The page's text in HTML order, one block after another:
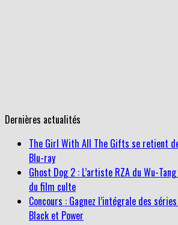
Dernières actualités
The Girl With All The Gifts se retient
Blu-ray
Ghost Dog 2 : L’artiste RZA du Wu-
du film culte
Concours : Gagnez l’intégrale des
Black et Power